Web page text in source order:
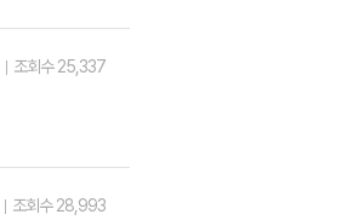
조회수 25,337
조회수 28,993